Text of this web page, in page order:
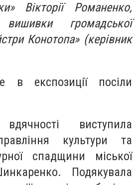
Вікторії Романенко,
громадської
Конотопа» (керівник
в експозиції посіли
виступила
культури та
спадщини міської
Подякувала